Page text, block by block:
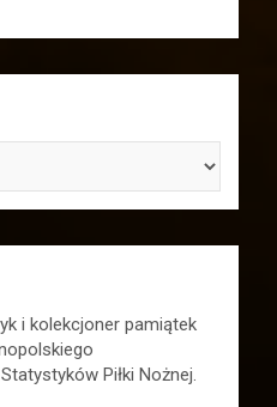
i kolekcjoner pamiątek
Piłki Nożnej.